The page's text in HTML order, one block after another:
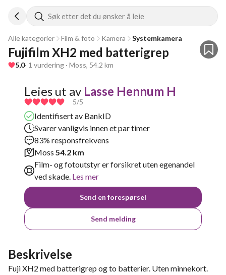
Søk etter det du ønsker å leie
Alle kategorier Film & foto Kamera Systemkamera
Fujifilm XH2 med batterigrep
5,0· 1 vurdering · Moss, 54.2 km
Leies ut av Lasse Hennum H
5/5
Identifisert av BankID
Svarer vanligvis innen et par timer
83% responsfrekvens
Moss 54.2 km
Film- og fotoutstyr er forsikret uten egenandel
ved skade. Les mer
Send en forespørsel
Send melding
Beskrivelse
Fuji XH2 med batterigrep og to batterier. Uten minnekort.